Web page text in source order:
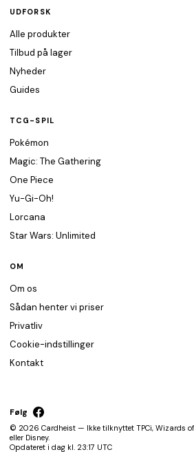
UDFORSK
Alle produkter
Tilbud på lager
Nyheder
Guides
TCG-SPIL
Pokémon
Magic: The Gathering
One Piece
Yu-Gi-Oh!
Lorcana
Star Wars: Unlimited
OM
Om os
Sådan henter vi priser
Privatliv
Cookie-indstillinger
Kontakt
Følg
© 2026 Cardheist — Ikke tilknyttet TPCi, Wizards
eller Disney.
Opdateret i dag kl. 23:17 UTC